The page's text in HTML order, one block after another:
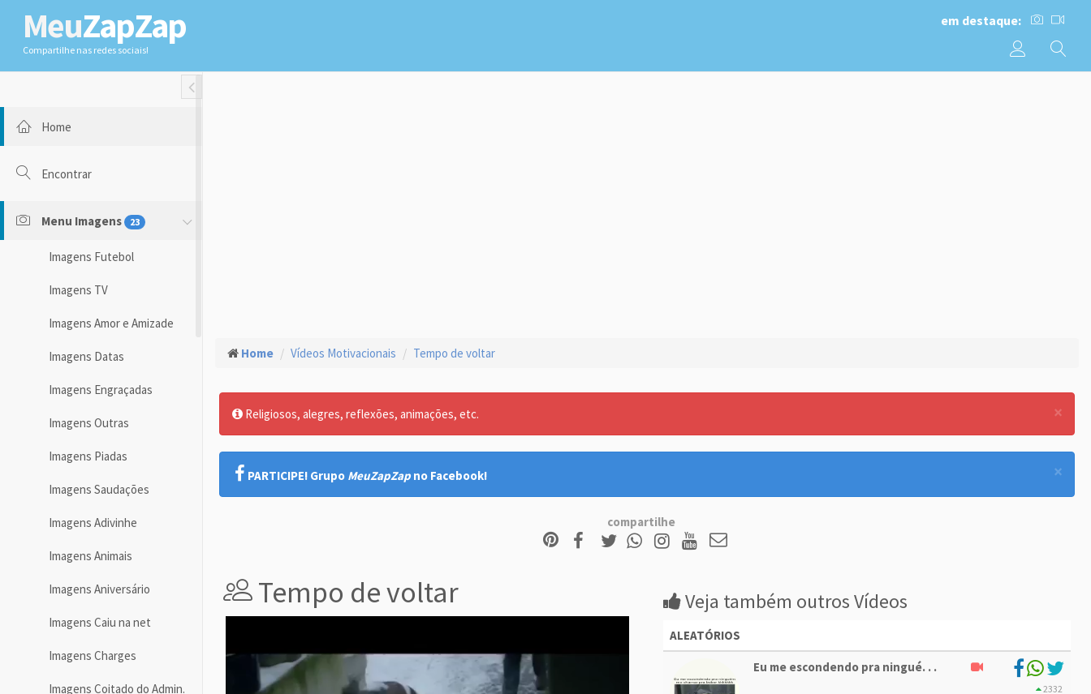
MeuZapZap
Compartilhe nas redes sociais!
em destaque:
Toggle Fullwidth
Home
Encontrar
Menu Imagens 23
Imagens Futebol
Imagens TV
Imagens Amor e Amizade
Imagens Datas
Imagens Engraçadas
Imagens Outras
Imagens Piadas
Imagens Saudações
Imagens Adivinhe
Imagens Animais
Imagens Aniversário
Imagens Caiu na net
Imagens Charges
Imagens Coitado do Admin.
Home Vídeos Motivacionais Tempo de voltar
×
Religiosos, alegres, reflexões, animações, etc.
×
PARTICIPE! Grupo MeuZapZap no Facebook!
compartilhe
Tempo de voltar Veja também outros Vídeos
ALEATÓRIOS
Eu me escondendo pra ningué. . .
2332